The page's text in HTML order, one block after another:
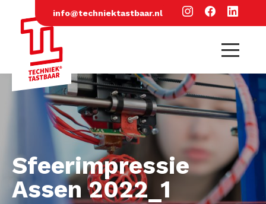
info@techniektastbaar.nl
Sfeerimpressie
Assen 2022_1